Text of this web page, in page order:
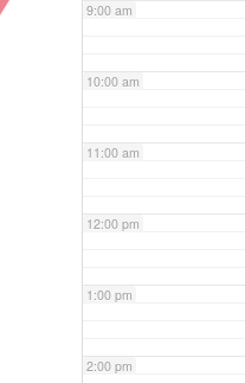
9:00 am
10:00 am
11:00 am
12:00 pm
1:00 pm
2:00 pm